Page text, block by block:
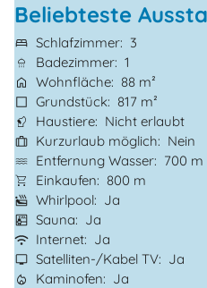
Beliebteste
Schlafzimmer
3
Badezimmer 1
Wohnfläche 88 m²
Grundstück
817 m²
Haustiere
Nicht erlaubt
Kurzurlaub möglich
Nein
Entfernung Wasser
700 m
Einkaufen
800 m
Whirlpool
Ja
Sauna
Ja
Internet
Ja
Satelliten-/Kabel TV
Ja
Kaminofen
Ja